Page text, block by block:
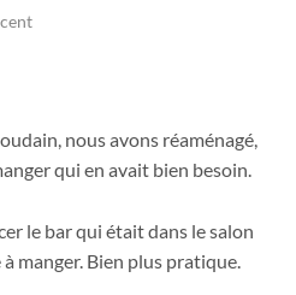
nous avons réaménagé,
qui en avait bien besoin.
le bar qui était dans le salon
manger. Bien plus pratique.